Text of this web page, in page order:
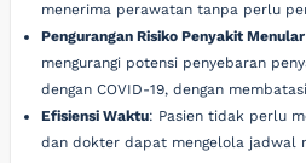
menerima perawatan tanpa perlu
Pengurangan Risiko Penyakit Menular
mengurangi potensi penyebaran
dengan COVID-19, dengan
Efisiensi Waktu: Pasien tidak perlu
dan dokter dapat mengelola jadwal